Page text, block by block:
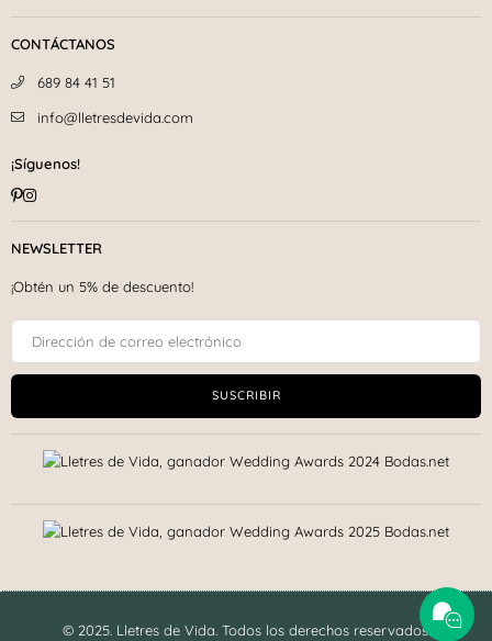
CONTÁCTANOS
689 84 41 51
info@lletresdevida.com
¡Síguenos!
Pinterest
Instagram
NEWSLETTER
¡Obtén un 5% de descuento!
SUSCRIBIR
© 2025. Lletres de Vida. Todos los derechos reservados.